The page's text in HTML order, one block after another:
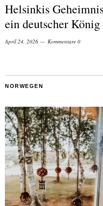
Helsinkis
ein deutscher König
April 24, 2026 Kommentare 0
NORWEGEN